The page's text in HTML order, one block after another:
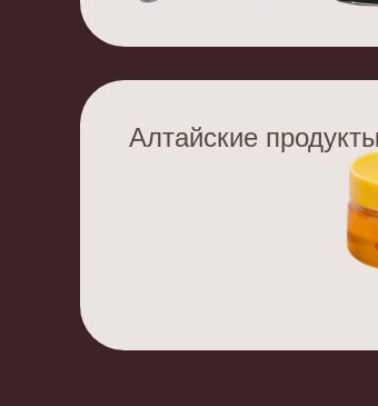
Алтайские продукты